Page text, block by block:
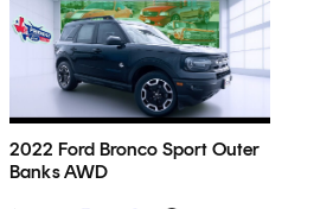
2022 Ford Bronco Sport Outer
Banks AWD